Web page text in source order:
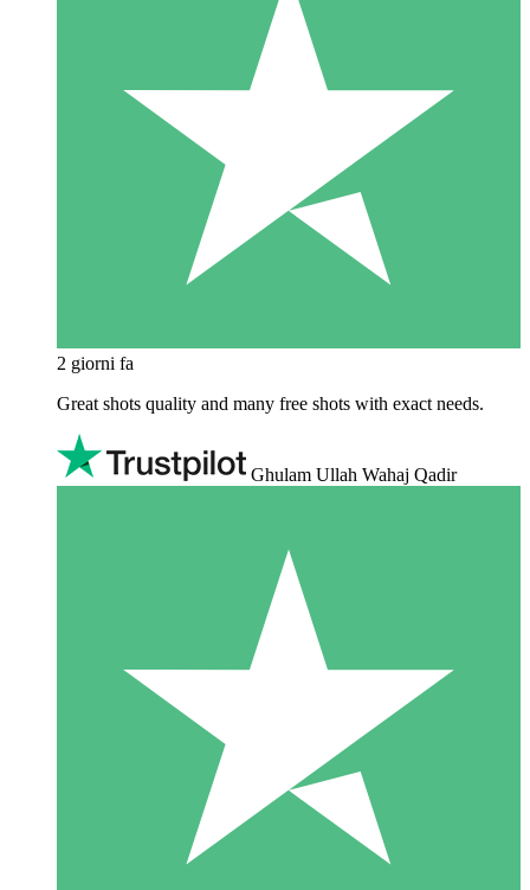
2 giorni fa
Great shots quality and many free shots with exact needs.
Ghulam Ullah Wahaj Qadir